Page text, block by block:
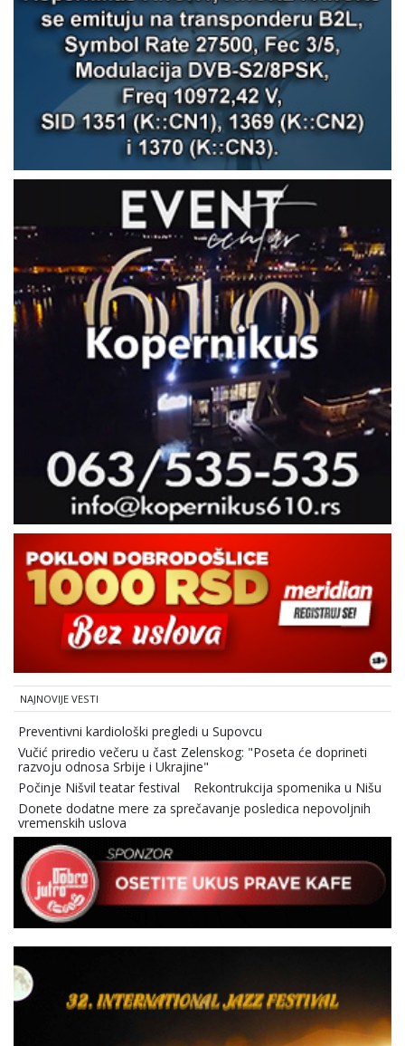
NAJNOVIJE VESTI
Preventivni kardiološki pregledi u Supovcu
Vučić priredio večeru u čast Zelenskog: "Poseta će doprineti
razvoju odnosa Srbije i Ukrajine"
Počinje Nišvil teatar festival
Rekontrukcija spomenika u Nišu
Donete dodatne mere za sprečavanje posledica nepovoljnih
vremenskih uslova